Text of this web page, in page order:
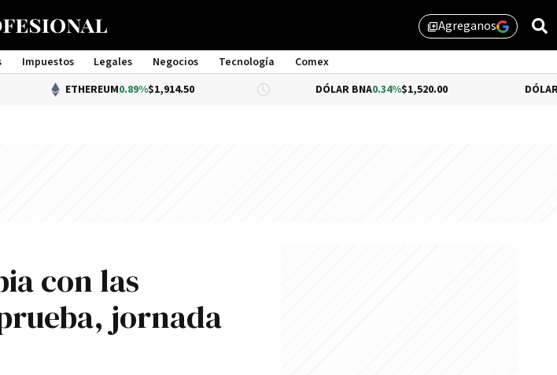
library_addAgreganos
Impuestos Legales Negocios Tecnología
Comex
ETHEREUM0.89%$1,914.50 DÓLAR BNA 0.34%$1,520.00 -0.33%
con las
jornada